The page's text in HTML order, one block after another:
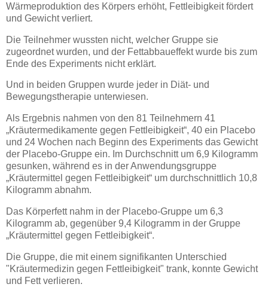
Wärmeproduktion des Körpers erhöht, Fettleibigkeit fördert
und Gewicht verliert.
Die Teilnehmer wussten nicht, welcher Gruppe sie
zugeordnet wurden, und der Fettabbaueffekt wurde bis zum
Ende des Experiments nicht erklärt.
Und in beiden Gruppen wurde jeder in Diät- und
Bewegungstherapie unterwiesen.
Als Ergebnis nahmen von den 81 Teilnehmern 41
„Kräutermedikamente gegen Fettleibigkeit“, 40 ein Placebo
und 24 Wochen nach Beginn des Experiments das Gewicht
der Placebo-Gruppe ein. Im Durchschnitt um 6,9 Kilogramm
gesunken, während es in der Anwendungsgruppe
„Kräutermittel gegen Fettleibigkeit“ um durchschnittlich 10,8
Kilogramm abnahm.
Das Körperfett nahm in der Placebo-Gruppe um 6,3
Kilogramm ab, gegenüber 9,4 Kilogramm in der Gruppe
„Kräutermittel gegen Fettleibigkeit“.
Die Gruppe, die mit einem signifikanten Unterschied
"Kräutermedizin gegen Fettleibigkeit" trank, konnte Gewicht
und Fett verlieren.